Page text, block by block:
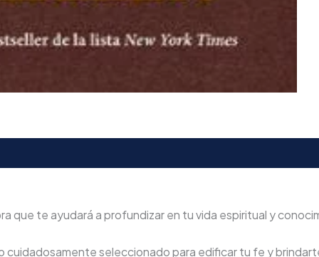
que te ayudará a profundizar en tu vida espiritual y
cuidadosamente seleccionado para edificar tu fe y